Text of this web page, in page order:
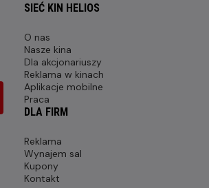
SIEĆ KIN HELIOS
O nas
Nasze kina
Dla akcjonariuszy
Reklama w kinach
Aplikacje mobilne
Praca
DLA FIRM
Reklama
Wynajem sal
Kupony
Kontakt